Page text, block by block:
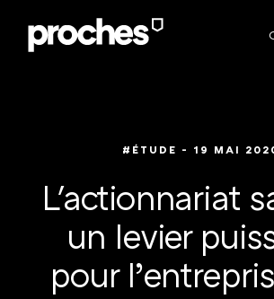
#ÉTUDE - 19 MAI
L'actionnariat
un levier
pour